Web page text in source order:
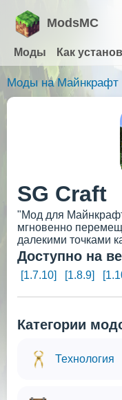
ModsMC
Моды Как
Моды на Майнкрафт
SG Craft
"Мод для
мгновенно
далекими точками
Доступно на
[1.7.10] [1.8.9]
Категории
Технология